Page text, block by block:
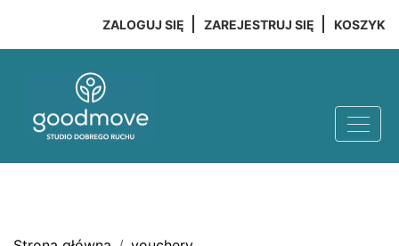
ZALOGUJ SIĘ ZAREJESTRUJ SIĘ KOSZYK